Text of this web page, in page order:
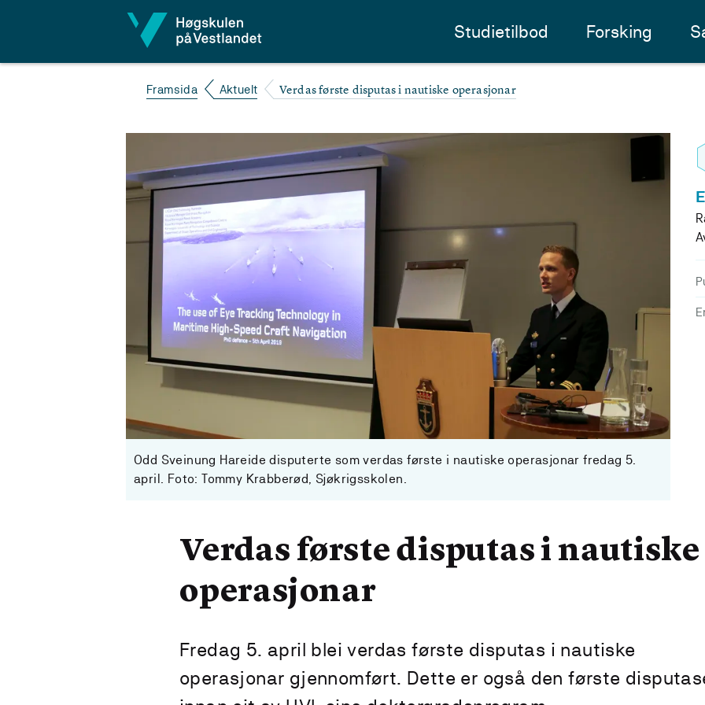
Studietilbod Forsking
Framsida Aktuelt Verdas første disputas i nautiske operasjonar
Odd Sveinung Hareide disputerte som verdas første i nautiske operasjonar fredag 5.
april. Foto: Tommy Krabberød, Sjøkrigsskolen.
Verdas første disputas i nautiske
operasjonar
Fredag 5. april blei verdas første disputas i nautiske
operasjonar gjennomført. Dette er også den første